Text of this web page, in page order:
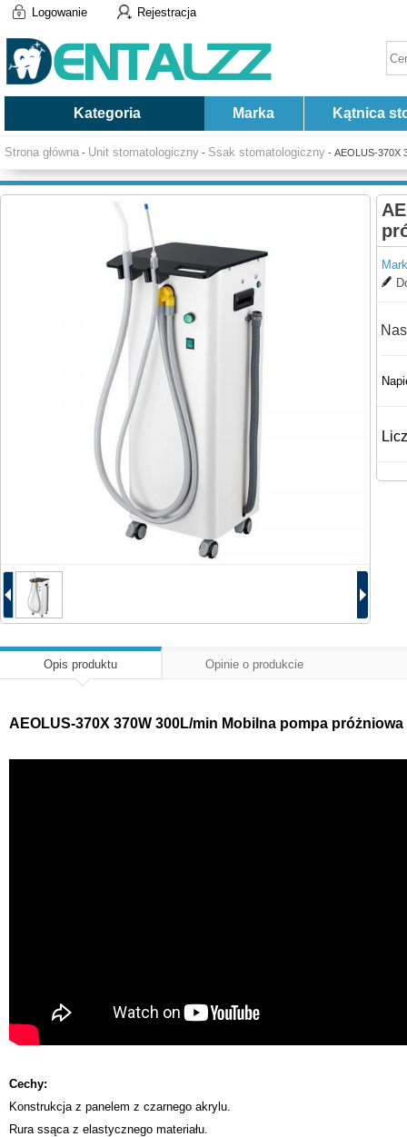
Logowanie Rejestracja
Kategoria Marka Kątnica
Strona główna - Unit stomatologiczny - Ssak stomatologiczny - AEOLUS-370X
Opis produktu Opinie o produkcie
AEOLUS-370X 370W 300L/min Mobilna pompa
Cechy:
Konstrukcja z panelem z czarnego akrylu.
Rura ssąca z elastycznego materiału.